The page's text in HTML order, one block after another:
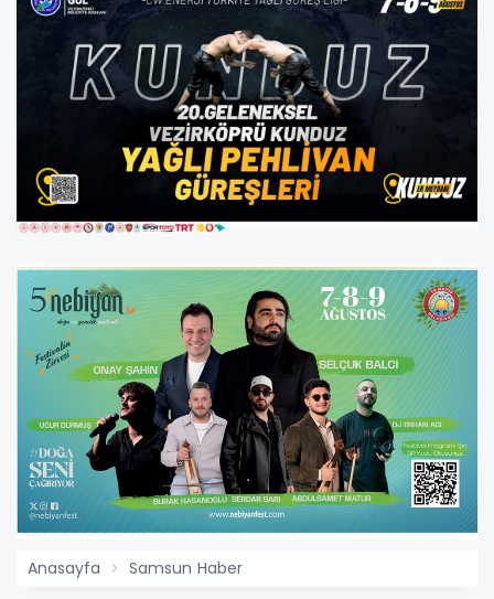
Anasayfa Samsun Haber